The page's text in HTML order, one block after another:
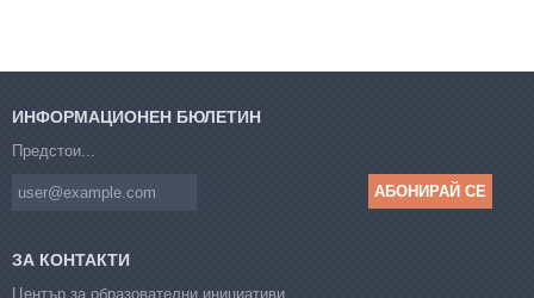
ИНФОРМАЦИОНЕН БЮЛЕТИН
Предстои...
ЗА КОНТАКТИ
Център за образователни инициативи